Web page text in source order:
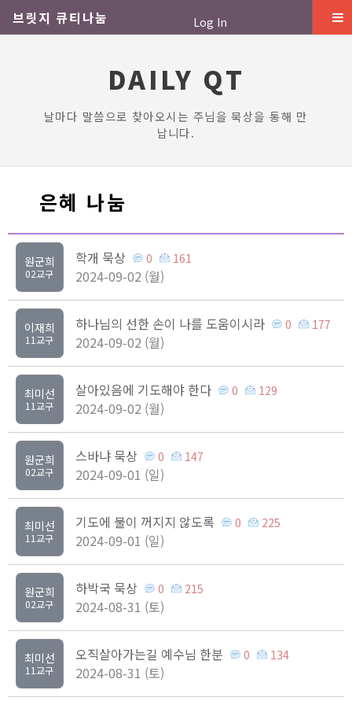
브릿지 큐티나눔 Log In
DAILY QT
날마다 말씀으로 찾아오시는 주님을 묵상을 통해 만
납니다.
은혜 나눔
원군희
02교구
학개 묵상 0 161
2024-09-02 (월)
이재희
11교구
하나님의 선한 손이 나를 도움이시라 0 177
2024-09-02 (월)
최미선
11교구
살아있음에 기도해야 한다 0 129
2024-09-02 (월)
원군희
02교구
스바냐 묵상 0 147
2024-09-01 (일)
최미선
11교구
기도에 불이 꺼지지 않도록 0 225
2024-09-01 (일)
원군희
02교구
하박국 묵상 0 215
2024-08-31 (토)
최미선
11교구
오직살아가는길 예수님 한분 0 134
2024-08-31 (토)